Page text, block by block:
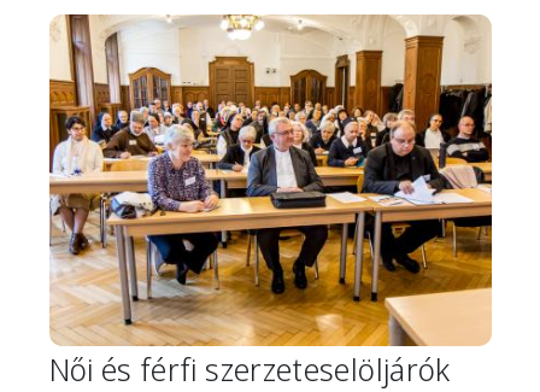
Image
Női és férfi szerzeteselöljárók